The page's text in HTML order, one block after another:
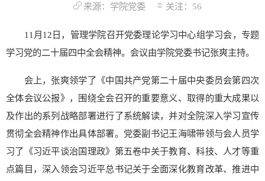
来源：学院党委
关注： 56
11月12日，管理学院召开党委理论学习中心组学习会，专题
学习党的二十届四中全会精神。会议由学院党委书记张爽主持。
会上，张爽领学了《中国共产党第二十届中央委员会第四次
全体会议公报》，围绕全会召开的重要意义、取得的重大成果以
及作出的系列战略部署进行了系统解读，并对全院深入学习宣传
贯彻全会精神作出具体部署。党委副书记王海啸带领与会人员学
习了《习近平谈治国理政》第五卷中关于教育、科技、人才等重
点篇目，深入领会习近平总书记关于全面深化教育改革、推进中